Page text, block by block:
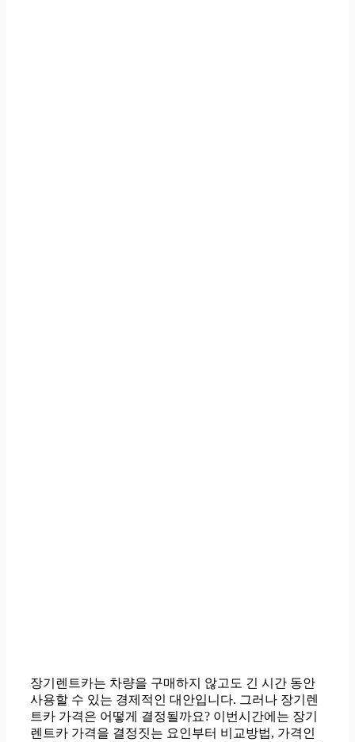
장기렌트카는 차량을 구매하지 않고도 긴 시간 동안
사용할 수 있는 경제적인 대안입니다. 그러나 장기렌
트카 가격은 어떻게 결정될까요? 이번시간에는 장기
렌트카 가격을 결정짓는 요인부터 비교방법, 가격인